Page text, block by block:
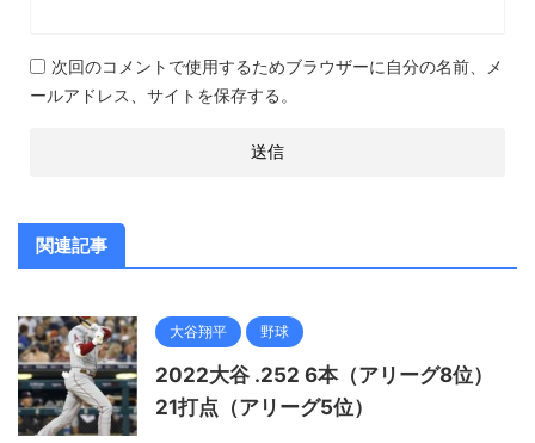
次回のコメントで使用するためブラウザーに自分の名前、メ
ールアドレス、サイトを保存する。
関連記事
大谷翔平 野球
2022大谷 .252 6本（アリーグ8位）
21打点（アリーグ5位）